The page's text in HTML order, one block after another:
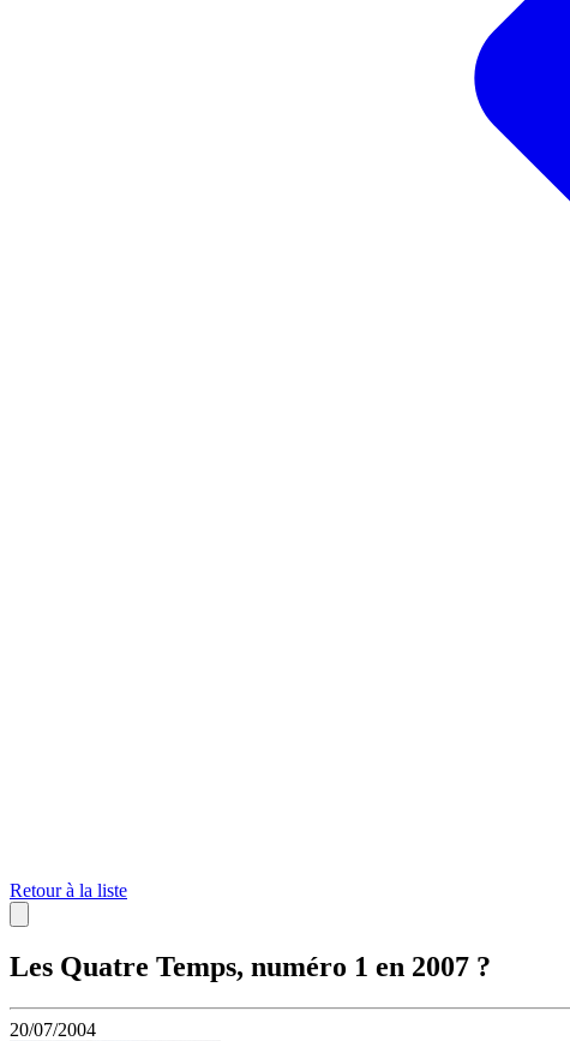
Retour à la liste
Les Quatre Temps, numéro 1 en 2007 ?
20/07/2004